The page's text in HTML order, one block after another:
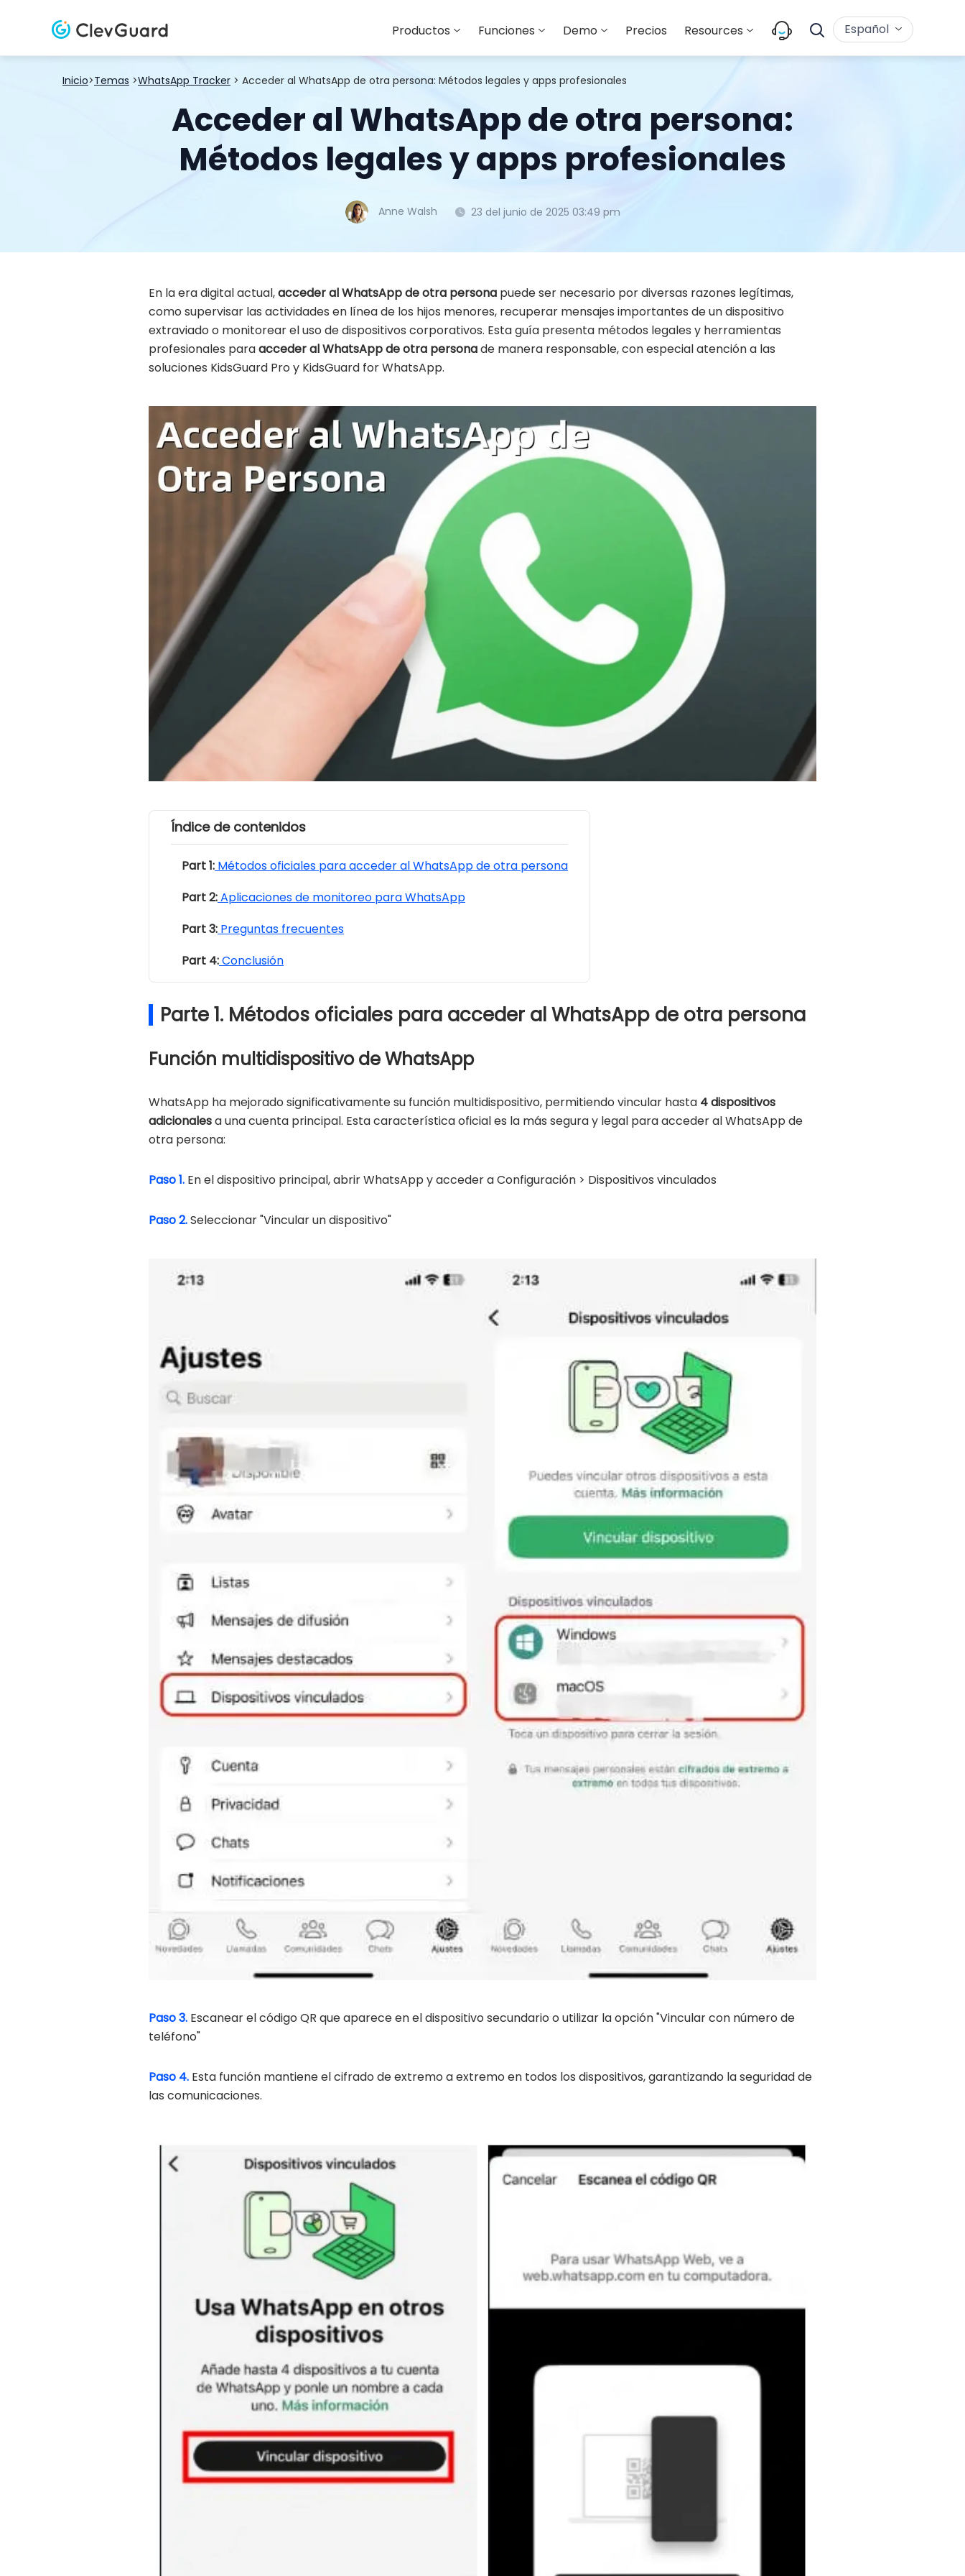
Productos Funciones Demo Precios Resources Español
Inicio>Temas >WhatsApp Tracker > Acceder al WhatsApp de otra persona: Métodos legales y apps profesionales
Acceder al WhatsApp de otra persona:
Métodos legales y apps profesionales
Anne Walsh 23 del junio de 2025 03:49 pm
En la era digital actual,acceder al WhatsApp de otra persona puede ser necesario por diversas razones legítimas,
como supervisar las actividades en línea de los hijos menores, recuperar mensajes importantes de un dispositivo
extraviado o monitorear el uso de dispositivos corporativos. Esta guía presenta métodos legales y herramientas
profesionales paraacceder al WhatsApp de otra personade manera responsable, con especial atención a las
soluciones KidsGuard Pro y KidsGuard for WhatsApp.
Índice de contenidos
Part 1: Métodos oficiales para acceder al WhatsApp de otra persona
Part 2:Aplicaciones de monitoreo para WhatsApp
Part 3: Preguntas frecuentes
Part 4:Conclusión
Parte 1. Métodos oficiales para acceder al WhatsApp de otra persona
Función multidispositivo de WhatsApp
WhatsApp ha mejorado significativamente su función multidispositivo, permitiendo vincular hasta 4 dispositivos
adicionalesa una cuenta principal. Esta característica oficial es la más segura y legal para acceder al WhatsApp de
otra persona:
Paso 1. En el dispositivo principal, abrir WhatsApp y acceder a Configuración > Dispositivos vinculados
Paso 2.Seleccionar "Vincular un dispositivo"
Paso 3. Escanear el código QR que aparece en el dispositivo secundario o utilizar la opción "Vincular con número de
teléfono"
Paso 4. Esta función mantiene el cifrado de extremo a extremo en todos los dispositivos, garantizando la seguridad de
las comunicaciones.